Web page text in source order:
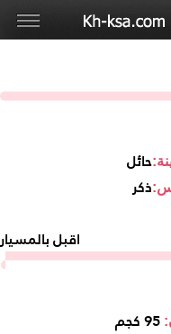
حائل
ذكر
اقبل بالمسيار
95 كجم